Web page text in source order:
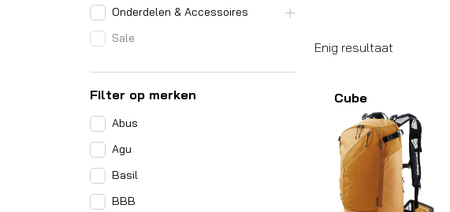
Onderdelen & Accessoires
Sale
Filter op merken
Abus
Agu
Basil
BBB
Enig resultaat
Cube